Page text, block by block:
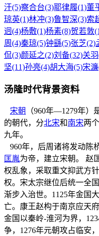
汗(5)察合台(3)耶律履(1)董
琼英(1)林冲(3)鲁智深(3)索
迥(4)杨敷(1)杨素(8)贺若敦
周(4)秦琼(5)钟繇(5)张芝(2)
侃(3)颜延之(2)刘备(32)关
坚(11)孙亮(4)胡大海(5)宋
汤隆时代背景资料
宋朝 （960年—1279年）
的朝代，分北宋和南宋两
九年。
960年，后周诸将发动陈
匡胤为帝，建立宋朝。 赵
权乱象，采取重文抑武方
权。宋太宗继位后统一全
渐步入治世。1125年金国
亡。康王赵构于南京应天
金国以秦岭-淮河为界，
争，1276年元朝攻占临安